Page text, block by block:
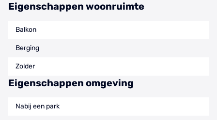
Eigenschappen woonruimte
Balkon
Berging
Zolder
Eigenschappen omgeving
Nabij een park